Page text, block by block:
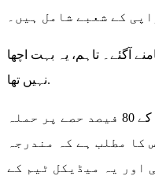
کے شعبے شامل ہیں۔
آگئے۔ تاہم، یہ بہت اچھا
نہیں تھا.
پروفیسر چن نے کہا کہ ٹیومر نے دماغ کے 80 فیصد حصے پر حملہ
کا مطلب ہے کہ مندرجہ
اور یہ میڈیکل ٹیم کے